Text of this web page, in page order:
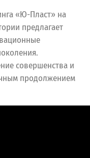
«Ю-Пласт» на
предлагает
совершенства и
продолжением